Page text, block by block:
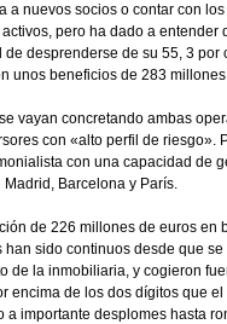
a nuevos socios o contar con
pero ha dado a
desprenderse de su 55, 3
unos beneficios de 283
vayan concretando ambas
con «alto perfil de riesgo».
con una capacidad de
Barcelona y París.
de 226 millones de euros en
han sido continuos desde que
de la inmobiliaria, y cogieron
encima de los dos dígitos que
importante desplomes hasta